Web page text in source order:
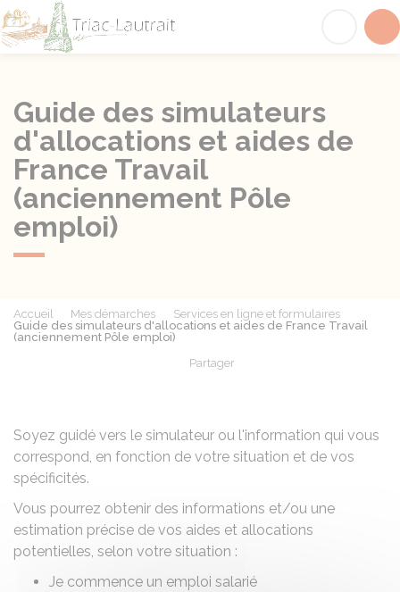
Guide des simulateurs
d'allocations et aides de
France Travail
(anciennement Pôle
emploi)
Accueil Mes démarches
Services en ligne et formulaires
Guide des simulateurs d'allocations et aides de France Travail
(anciennement Pôle emploi)
Partager
Soyez guidé vers le simulateur ou l'information qui vous
correspond, en fonction de votre situation et de vos
spécificités.
Vous pourrez obtenir des informations et/ou une
estimation précise de vos aides et allocations
potentielles, selon votre situation :
Je commence un emploi salarié